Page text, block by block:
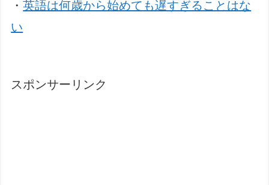
・英語は何歳から始めても遅すぎることはな
い
スポンサーリンク